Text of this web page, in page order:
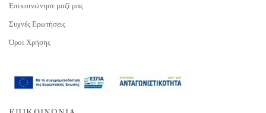
Επικοινώνησε μαζί μας
Συχνές Ερωτήσεις
Όροι Χρήσης